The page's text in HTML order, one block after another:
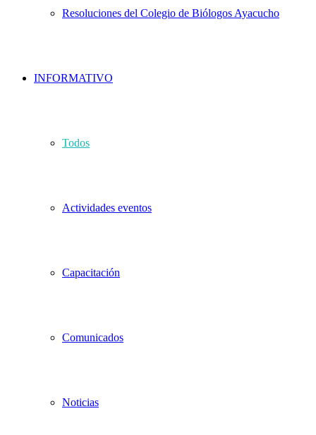
Resoluciones del Colegio de Biólogos Ayacucho
INFORMATIVO
Todos
Actividades eventos
Capacitación
Comunicados
Noticias